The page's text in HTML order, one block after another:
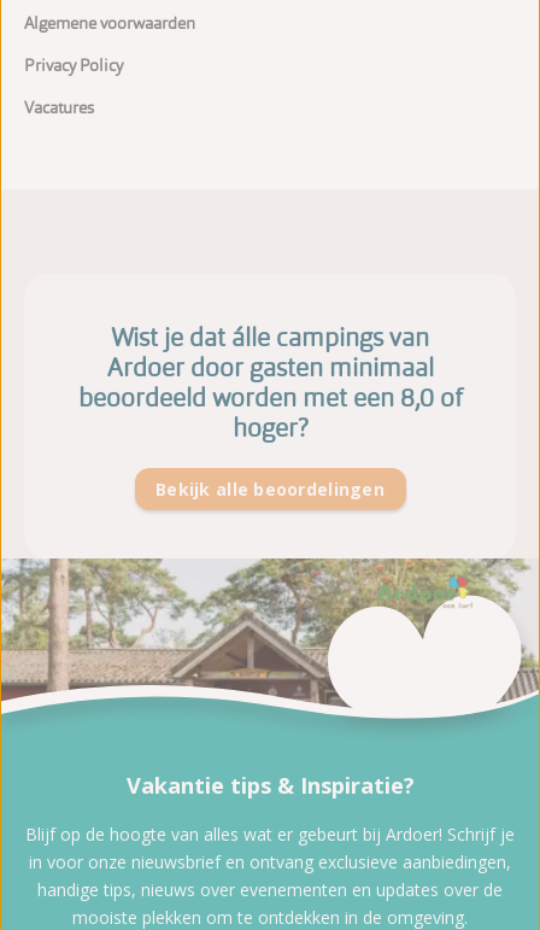
Algemene voorwaarden
Privacy Policy
Vacatures
Wist je dat álle campings van
Ardoer door gasten minimaal
beoordeeld worden met een 8,0 of
hoger?
Bekijk alle beoordelingen
Vakantie tips & Inspiratie?
Blijf op de hoogte van alles wat er gebeurt bij Ardoer! Schrijf je
in voor onze nieuwsbrief en ontvang exclusieve aanbiedingen,
handige tips, nieuws over evenementen en updates over de
mooiste plekken om te ontdekken in de omgeving.